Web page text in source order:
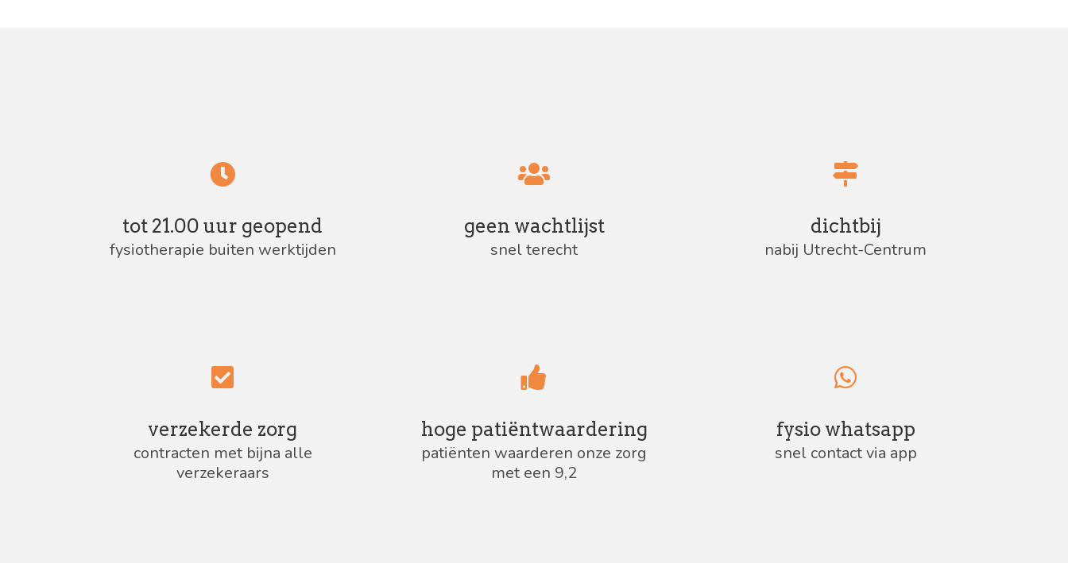
tot 21.00 uur geopend
fysiotherapie buiten werktijden
geen wachtlijst
snel terecht
dichtbij
nabij Utrecht-Centrum
verzekerde zorg
contracten met bijna alle
verzekeraars
hoge patiëntwaardering
patiënten waarderen onze zorg
met een 9,2
fysio whatsapp
snel contact via app